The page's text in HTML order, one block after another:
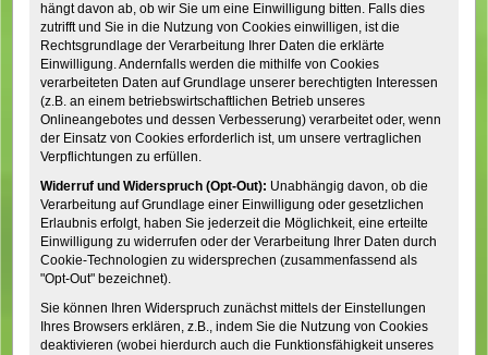
hängt davon ab, ob wir Sie um eine Einwilligung bitten. Falls dies
zutrifft und Sie in die Nutzung von Cookies einwilligen, ist die
Rechtsgrundlage der Verarbeitung Ihrer Daten die erklärte
Einwilligung. Andernfalls werden die mithilfe von Cookies
verarbeiteten Daten auf Grundlage unserer berechtigten Interessen
(z.B. an einem betriebswirtschaftlichen Betrieb unseres
Onlineangebotes und dessen Verbesserung) verarbeitet oder, wenn
der Einsatz von Cookies erforderlich ist, um unsere vertraglichen
Verpflichtungen zu erfüllen.
Widerruf und Widerspruch (Opt-Out): Unabhängig davon, ob die
Verarbeitung auf Grundlage einer Einwilligung oder gesetzlichen
Erlaubnis erfolgt, haben Sie jederzeit die Möglichkeit, eine erteilte
Einwilligung zu widerrufen oder der Verarbeitung Ihrer Daten durch
Cookie-Technologien zu widersprechen (zusammenfassend als
"Opt-Out" bezeichnet).
Sie können Ihren Widerspruch zunächst mittels der Einstellungen
Ihres Browsers erklären, z.B., indem Sie die Nutzung von Cookies
deaktivieren (wobei hierdurch auch die Funktionsfähigkeit unseres